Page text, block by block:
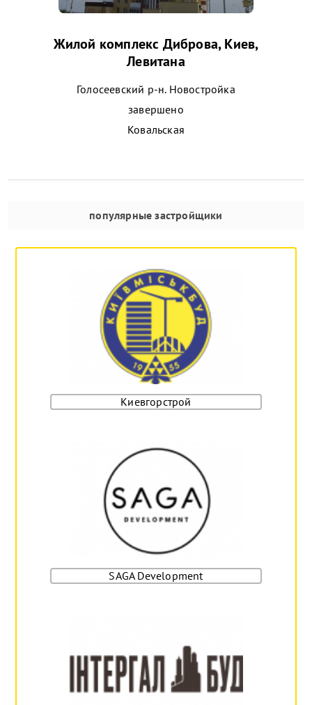
Жилой комплекс Диброва, Киев,
Левитана
Голосеевский р-н. Новостройка
завершено
Ковальская
популярные застройщики
Киевгорстрой
SAGA Development